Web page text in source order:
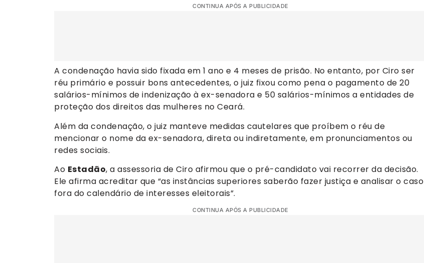
CONTINUA APÓS A PUBLICIDADE
A condenação havia sido fixada em 1 ano e 4 meses de prisão. No entanto, por Ciro ser
réu primário e possuir bons antecedentes, o juiz fixou como pena o pagamento de 20
salários-mínimos de indenização à ex-senadora e 50 salários-mínimos a entidades de
proteção dos direitos das mulheres no Ceará.
Além da condenação, o juiz manteve medidas cautelares que proíbem o réu de
mencionar o nome da ex-senadora, direta ou indiretamente, em pronunciamentos ou
redes sociais.
Ao Estadão, a assessoria de Ciro afirmou que o pré-candidato vai recorrer da decisão.
Ele afirma acreditar que “as instâncias superiores saberão fazer justiça e analisar o caso
fora do calendário de interesses eleitorais”.
CONTINUA APÓS A PUBLICIDADE